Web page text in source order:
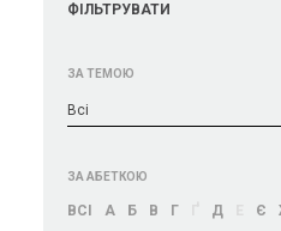
ФІЛЬТРУВАТИ
ЗА ТЕМОЮ
Bci
ЗА АБЕТКОЮ
BCI А Б В Г Д Є